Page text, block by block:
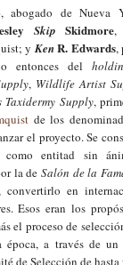
, abogado de Nueva
Skip Skidmore,
y KenR. Edwards,
entonces del
, Wildlife Artist
Taxidermy Supply,
de los
el proyecto. Se
como entitad sin
la de Salón de la
convertirlo en
Esos eran los
el proceso de
época, a través de
de Selección de